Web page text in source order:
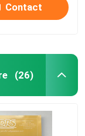
Contact
(26)